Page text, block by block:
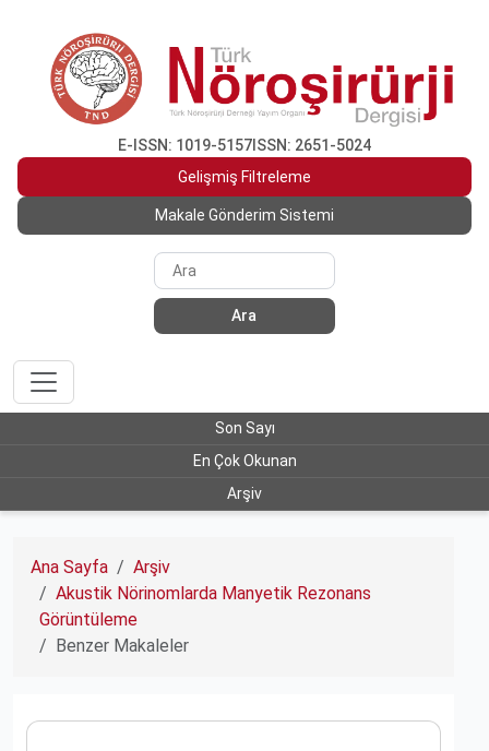
E-ISSN: 1019-5157 ISSN: 2651-5024
Gelişmiş Filtreleme
Makale Gönderim Sistemi
Ara
Son Sayı
En Çok Okunan
Arşiv
Ana Sayfa
Arşiv
Akustik Nörinomlarda Manyetik Rezonans
Görüntüleme
Benzer Makaleler